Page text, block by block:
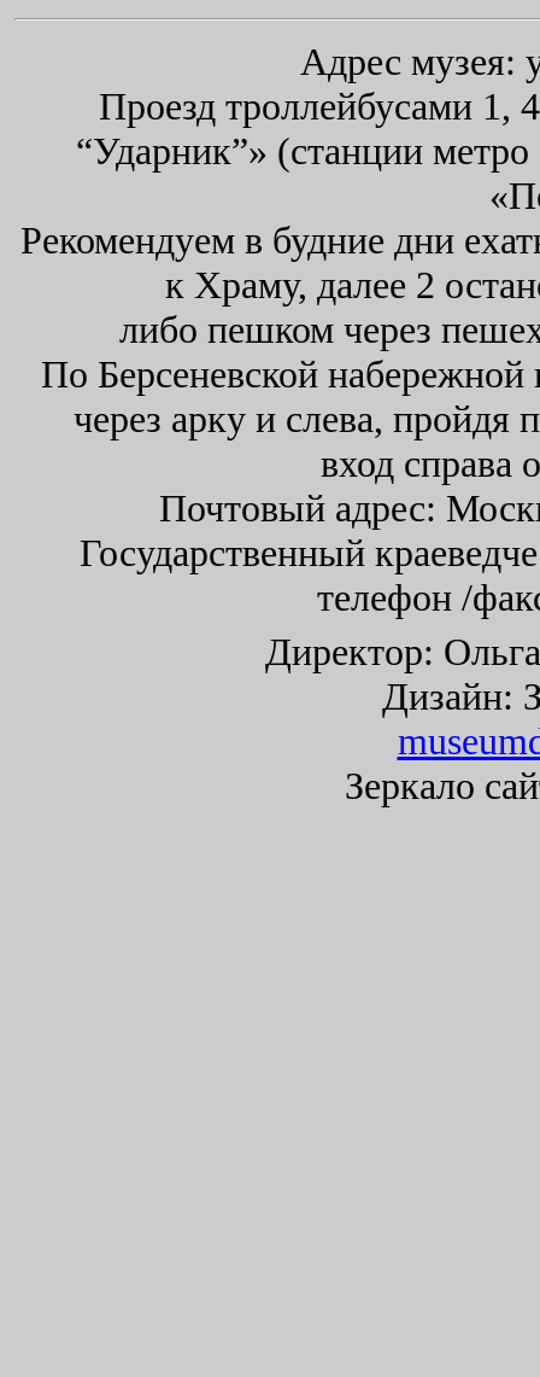
Адрес музея:
Проезд троллейбусами 1,
“Ударник”» (станции
Рекомендуем в будние дни
к Храму, далее 2
либо пешком через
По Берсеневской набережной
через арку и слева,
вход справа
Почтовый адрес:
Государственный
телефон /
Директор:
Дизайн:
Зеркало